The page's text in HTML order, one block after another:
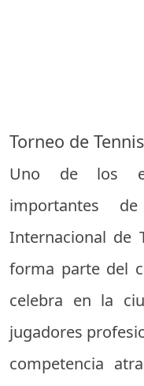
Torneo de
Uno de los
importantes
Internacional de
forma parte del
celebra en la
jugadores
competencia